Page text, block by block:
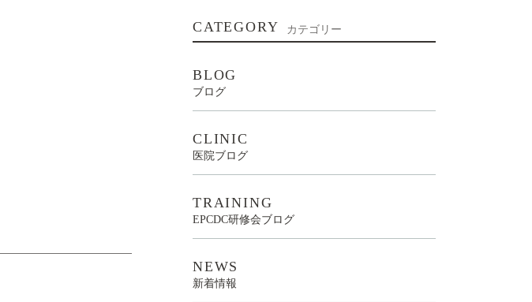
CATEGORY カテゴリー
BLOG
ブログ
CLINIC
医院ブログ
TRAINING
EPCDC研修会ブログ
NEWS
新着情報